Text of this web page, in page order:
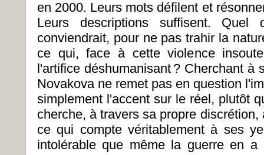
en 2000. Leurs mots défilent et
Leurs descriptions suffisent. Quel
conviendrait, pour ne pas trahir la
ce qui, face à cette violence
l'artifice déshumanisant ? Cherchant à
Novakova ne remet pas en question
simplement l'accent sur le réel, plutôt
cherche, à travers sa propre
ce qui compte véritablement à ses
intolérable que même la guerre en